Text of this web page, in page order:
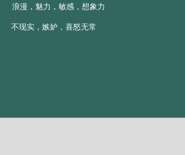
浪漫，魅力，敏感，想象力
不现实，嫉妒，喜怒无常